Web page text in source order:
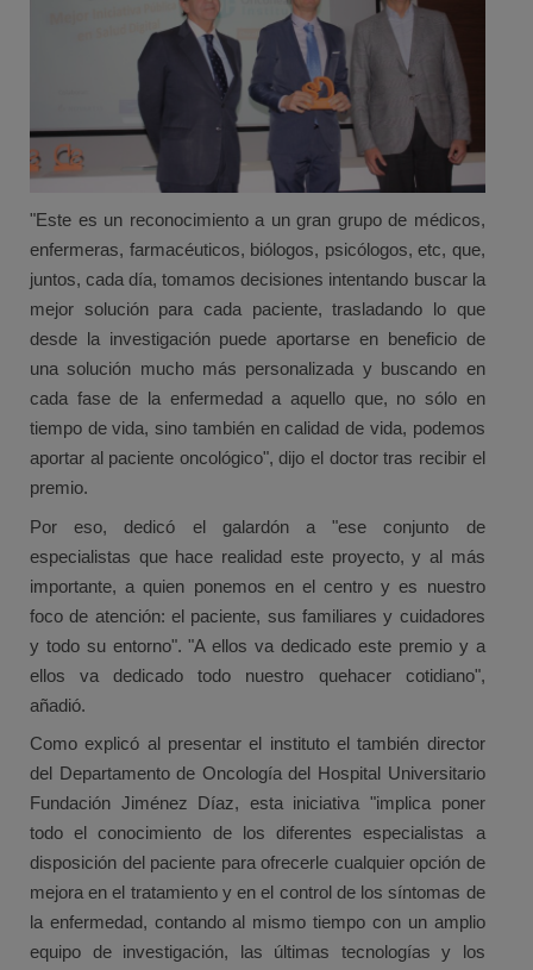
"Este es un reconocimiento a un gran grupo de médicos,
enfermeras, farmacéuticos, biólogos, psicólogos, etc, que,
juntos, cada día, tomamos decisiones intentando buscar la
mejor solución para cada paciente, trasladando lo que
desde la investigación puede aportarse en beneficio de
una solución mucho más personalizada y buscando en
cada fase de la enfermedad a aquello que, no sólo en
tiempo de vida, sino también en calidad de vida, podemos
aportar al paciente oncológico", dijo el doctor tras recibir el
premio.
Por eso, dedicó el galardón a "ese conjunto de
especialistas que hace realidad este proyecto, y al más
importante, a quien ponemos en el centro y es nuestro
foco de atención: el paciente, sus familiares y cuidadores
y todo su entorno". "A ellos va dedicado este premio y a
ellos va dedicado todo nuestro quehacer cotidiano",
añadió.
Como explicó al presentar el instituto el también director
del Departamento de Oncología del Hospital Universitario
Fundación Jiménez Díaz, esta iniciativa "implica poner
todo el conocimiento de los diferentes especialistas a
disposición del paciente para ofrecerle cualquier opción de
mejora en el tratamiento y en el control de los síntomas de
la enfermedad, contando al mismo tiempo con un amplio
equipo de investigación, las últimas tecnologías y los